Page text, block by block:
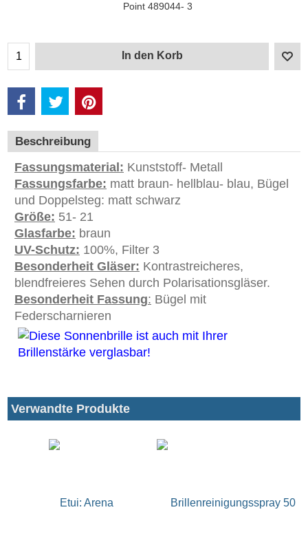
Point 489044- 3
In den Korb
Beschreibung
Fassungsmaterial: Kunststoff- Metall
Fassungsfarbe: matt braun- hellblau- blau, Bügel
und Doppelsteg: matt schwarz
Größe: 51- 21
Glasfarbe: braun
UV-Schutz: 100%, Filter 3
Besonderheit Gläser: Kontrastreicheres,
blendfreieres Sehen durch Polarisationsgläser.
Besonderheit Fassung: Bügel mit
Federscharnieren
Verwandte Produkte